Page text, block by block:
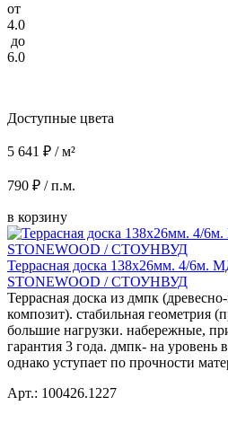
от
4.0
до
6.0
Доступные цвета
5 641 ₽ / м²
790 ₽ / п.м.
в корзину
Террасная доска 138x26мм. 4/6м.
STONEWOOD / СТОУНВУД
Террасная доска из дмпк
композит). стабильная геометрия
большие нагрузки. набережные,
гарантия 3 года. дмпк- на уровень
однако уступает по прочности
Арт.: 100426.1227